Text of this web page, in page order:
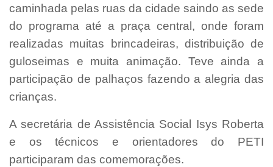
caminhada pelas ruas da cidade saindo as sede
do programa até a praça central, onde foram
realizadas muitas brincadeiras, distribuição de
guloseimas e muita animação. Teve ainda a
participação de palhaços fazendo a alegria das
crianças.
A secretária de Assistência Social Isys Roberta
e os técnicos e orientadores do PETI
participaram das comemorações.